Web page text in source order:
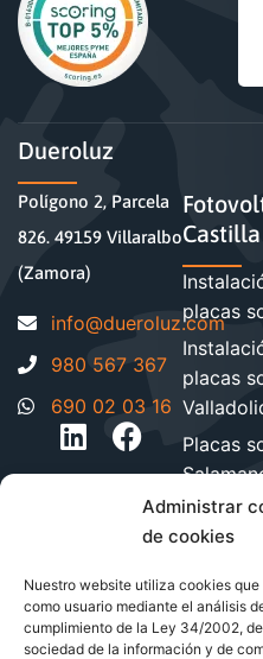
Administrar
de cookies
Nuestro website utiliza cookies
como usuario mediante el análisis
cumplimiento de la Ley 34/2002,
sociedad de la información y de
Dueroluz
Polígono 2, Parcela
826. 49159 Villaralbo
(Zamora)
moc.zuloreud@ofni
980 567 367
690 02 03 16
placas
placas
Placas
hogares
empresa
paneles
en León